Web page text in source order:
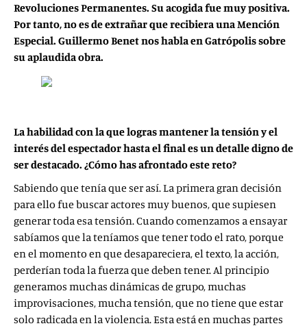
Revoluciones Permanentes. Su acogida fue muy positiva.
Por tanto, no es de extrañar que recibiera una Mención
Especial. Guillermo Benet nos habla en Gatrópolis sobre
su aplaudida obra.
La habilidad con la que logras mantener la tensión y el
interés del espectador hasta el final es un detalle digno de
ser destacado. ¿Cómo has afrontado este reto?
Sabiendo que tenía que ser así. La primera gran decisión
para ello fue buscar actores muy buenos, que supiesen
generar toda esa tensión. Cuando comenzamos a ensayar
sabíamos que la teníamos que tener todo el rato, porque
en el momento en que desapareciera, el texto, la acción,
perderían toda la fuerza que deben tener. Al principio
generamos muchas dinámicas de grupo, muchas
improvisaciones, mucha tensión, que no tiene que estar
solo radicada en la violencia. Esta está en muchas partes